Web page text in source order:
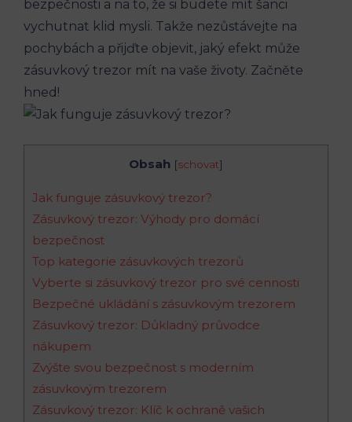
bezpečnosti a na to, že si budete mít šanci
vychutnat klid mysli. Takže nezůstávejte na
pochybách a přijďte objevit, jaký efekt může
zásuvkový trezor mít na vaše životy. Začněte
hned!
Obsah [schovat]
Jak funguje zásuvkový trezor?
Zásuvkový trezor: Výhody pro domácí
bezpečnost
Top kategorie zásuvkových trezorů
Vyberte si zásuvkový trezor pro své cennosti
Bezpečné ukládání s zásuvkovým trezorem
Zásuvkový trezor: Důkladný průvodce
nákupem
Zvýšte svou bezpečnost s moderním
zásuvkovým trezorem
Zásuvkový trezor: Klíč k ochraně vašich